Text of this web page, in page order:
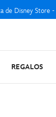
de Disney Store -
REGALOS